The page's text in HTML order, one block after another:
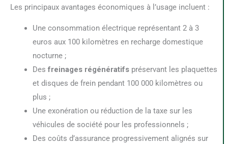
Les principaux avantages économiques à l’usage incluent :
Une consommation électrique représentant 2 à 3
euros aux 100 kilomètres en recharge domestique
nocturne ;
Des freinages régénératifspréservant les plaquettes
et disques de frein pendant 100 000 kilomètres ou
plus ;
Une exonération ou réduction de la taxe sur les
véhicules de société pour les professionnels ;
Des coûts d’assurance progressivement alignés sur